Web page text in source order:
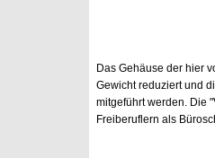
Das Gehäuse der hier
Gewicht reduziert und
mitgeführt werden. Die
Freiberuflern als